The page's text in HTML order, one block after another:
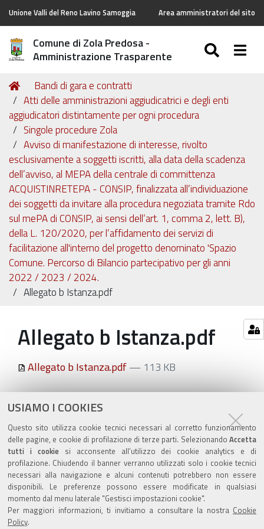
USIAMO I COOKIES
Questo sito utilizza cookie tecnici necessari al corretto funzionamento
delle pagine, e cookie di profilazione di terze parti. Selezionando Accetta
tutti i cookiesi acconsente all’utilizzo dei cookie analytics e di
profilazione. Chiudendo il banner verranno utilizzati solo i cookie tecnici
necessari alla navigazione e alcuni contenuti potrebbero non essere
disponibili. Le preferenze possono essere modificate in qualsiasi
momento dal menu laterale "Gestisci impostazioni cookie".
Per maggiori informazioni, ti invitiamo a consultare la nostra Cookie
Policy.
Unione Valli del Reno Lavino Samoggia Area amministratori del sito
Comune di Zola Predosa -
Amministrazione Trasparente
Tu
sei
qui:
Home
Bandi di gara e contratti
Atti delle amministrazioni aggiudicatrici e degli enti
aggiudicatori distintamente per ogni procedura
Singole procedure Zola
Avviso di manifestazione di interesse, rivolto
esclusivamente a soggetti iscritti, alla data della scadenza
dell’avviso, al MEPA della centrale di committenza
ACQUISTINRETEPA - CONSIP, finalizzata all’individuazione
dei soggetti da invitare alla procedura negoziata tramite Rdo
sul mePA di CONSIP, ai sensi dell’art. 1, comma 2, lett. B),
della L. 120/2020, per l’affidamento dei servizi di
facilitazione all'interno del progetto denominato 'Spazio
Comune. Percorso di Bilancio partecipativo per gli anni
2022 / 2023 / 2024.
Allegato b Istanza.pdf
Allegato b Istanza.pdf
Allegato b Istanza.pdf— 113 KB
Azioni
sul
documento
ultima modifica 05/08/2022
Valuta questo sito